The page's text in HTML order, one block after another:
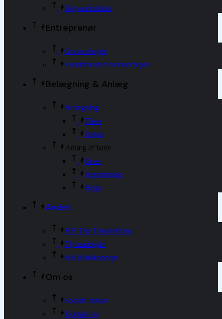
Højvandslukke
Entreprenør
Gravearbejde
Fundamenter/ betonarbejde
Belægning & Anlæg
Belægning
Fliser
Beton
Anlæg af have
Græs
Beplantning
Hegn
Andet
HB Thy Tømrerfirma
Flyttearbejde
HB Minikoncept
Om os
Socialt ansvar
Kontakt os